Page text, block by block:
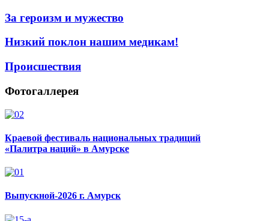
За героизм и мужество
Низкий поклон нашим медикам!
Происшествия
Фотогаллерея
Краевой фестиваль национальных традиций
«Палитра наций» в Амурске
Выпускной-2026 г. Амурск